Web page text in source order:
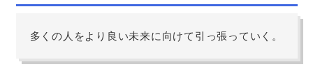
多くの人をより良い未来に向けて引っ張っていく。